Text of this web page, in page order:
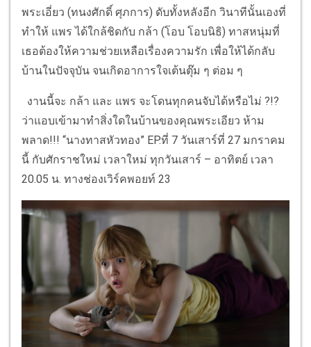
พระเอี่ยว (ทนงศักดิ์ ศุภการ) ดับทั้งหลังอีก วินาทีนั้นเองที่
ทำให้ แพร ได้ใกล้ชิดกับ กล้า (โอบ โอบนิธิ) ทาสหนุ่มที่
เธอต้องให้ความช่วยเหลือเรื่องความรัก เพื่อให้ได้กลับ
บ้านในปัจจุบัน จนเกิดอาการใจเต้นตุ๊ม ๆ ต่อม ๆ
งานนี้จะ กล้า และ แพร จะโดนทุกคนจับได้หรือไม่ ?!?
ว่าแอบเข้ามาทำสิ่งใดในบ้านของคุณพระเอียว ห้าม
พลาด!!! “นางทาสหัวทอง” EP.ที่ 7 วันเสาร์ที่ 27 มกราคม
นี้ กับศักราชใหม่ เวลาใหม่ ทุกวันเสาร์ – อาทิตย์ เวลา
20.05 น. ทางช่องเวิร์คพอยท์ 23